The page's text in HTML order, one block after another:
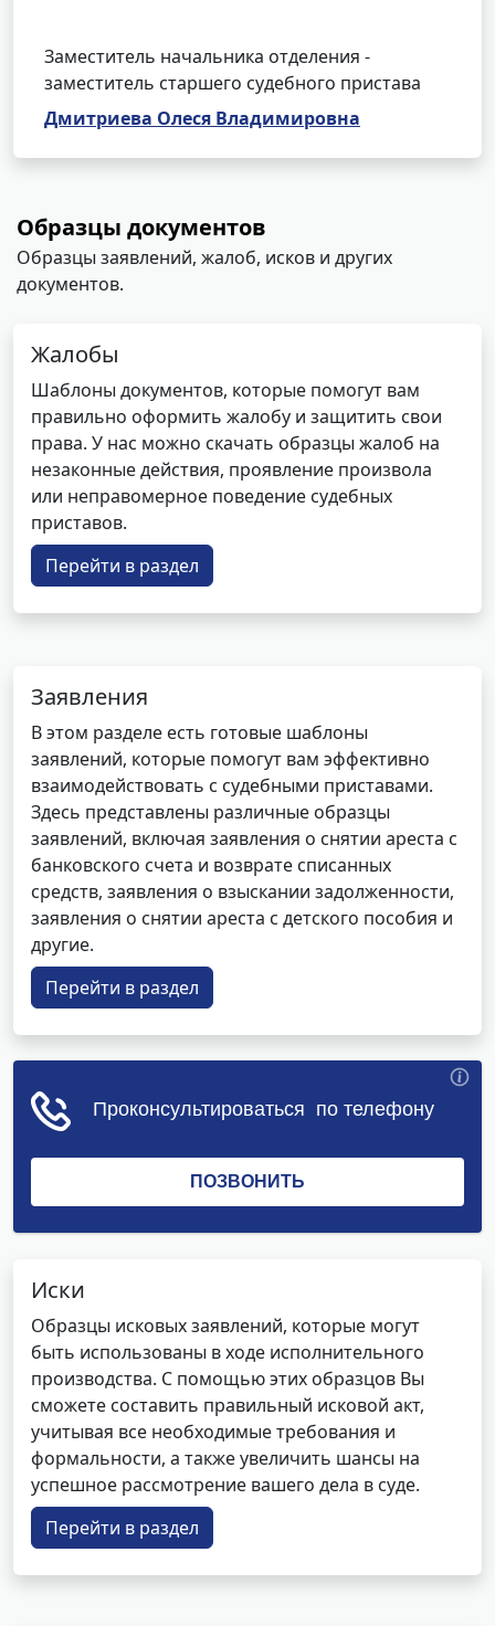
Заместитель начальника отделения -
заместитель старшего судебного пристава
Дмитриева Олеся Владимировна
Образцы документов
Образцы заявлений, жалоб, исков и других
документов.
Жалобы
Шаблоны документов, которые помогут вам
правильно оформить жалобу и защитить свои
права. У нас можно скачать образцы жалоб на
незаконные действия, проявление произвола
или неправомерное поведение судебных
приставов.
Перейти в раздел
Заявления
В этом разделе есть готовые шаблоны
заявлений, которые помогут вам эффективно
взаимодействовать с судебными приставами.
Здесь представлены различные образцы
заявлений, включая заявления о снятии ареста с
банковского счета и возврате списанных
средств, заявления о взыскании задолженности,
заявления о снятии ареста с детского пособия и
другие.
Перейти в раздел
Иски
Образцы исковых заявлений, которые могут
быть использованы в ходе исполнительного
производства. С помощью этих образцов Вы
сможете составить правильный исковой акт,
учитывая все необходимые требования и
формальности, а также увеличить шансы на
успешное рассмотрение вашего дела в суде.
Перейти в раздел